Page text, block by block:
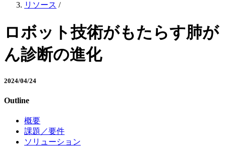
リソース /
ロボット技術がもたらす肺が
ん診断の進化
2024/04/24
Outline
概要
課題／要件
ソリューション